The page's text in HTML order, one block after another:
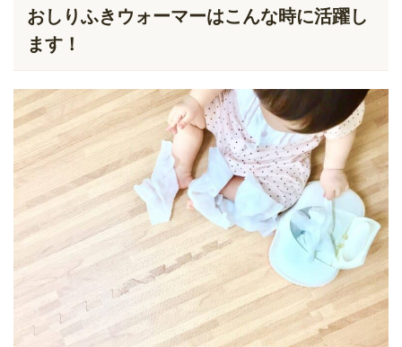
おしりふきウォーマーはこんな時に活躍し
ます！